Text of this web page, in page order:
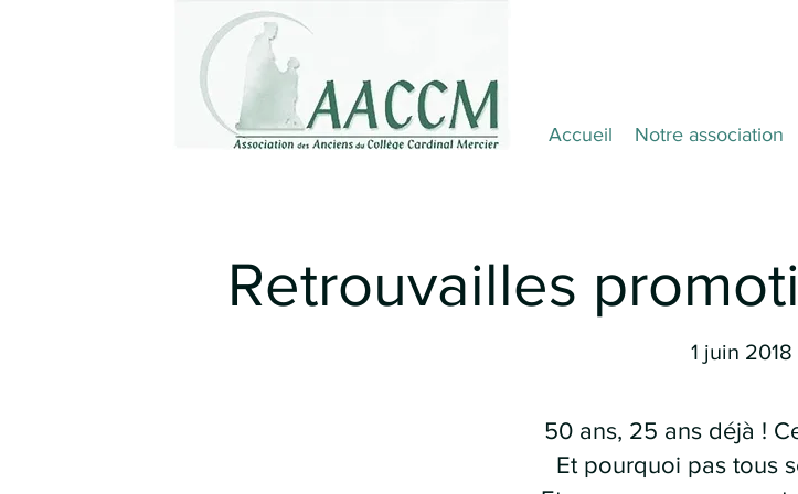
Accueil Notre association
Retrouvailles
1 juin 2018
50 ans, 25 ans déjà !
Et pourquoi pas tous